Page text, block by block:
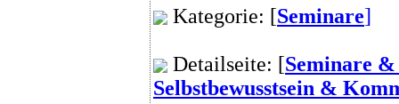
Kategorie: [Seminare]
Detailseite: [Seminare
Selbstbewusstsein &